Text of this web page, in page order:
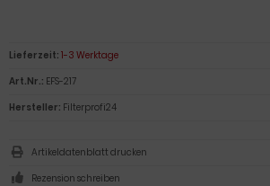
Lieferzeit: 1-3 Werktage
Art.Nr.: EFS-217
Hersteller: Filterprofi24
Artikeldatenblatt drucken
Rezension schreiben